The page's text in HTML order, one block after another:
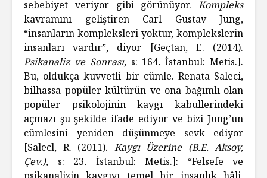
sebebiyet veriyor gibi görünüyor. Kompleks
kavramını geliştiren Carl Gustav Jung,
“insanların kompleksleri yoktur, komplekslerin
insanları vardır”, diyor [Geçtan, E. (2014).
Psikanaliz ve Sonrası, s: 164. İstanbul: Metis.].
Bu, oldukça kuvvetli bir cümle. Renata Saleci,
bilhassa popüler kültürün ve ona bağımlı olan
popüler psikolojinin kaygı kabullerindeki
açmazı şu şekilde ifade ediyor ve bizi Jung’un
cümlesini yeniden düşünmeye sevk ediyor
[Salecl, R. (2011). Kaygı Üzerine (B.E. Aksoy,
Çev.), s: 23. İstanbul: Metis.]: “Felsefe ve